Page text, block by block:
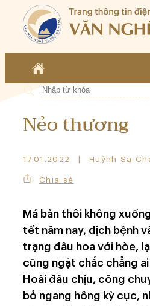
Nẻo thương
17.01.2022 Huỳnh Sa
Chia sẻ
Má bàn thôi không
tết năm nay, dịch bệnh
trạng đâu hoa với hòe,
cũng ngặt chắc chẳng
Hoài đâu chịu, công
bỏ ngang hông kỳ cục,